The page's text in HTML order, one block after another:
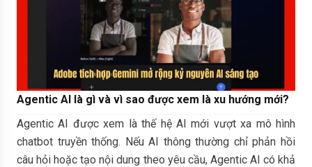
Agentic AI là gì và vì sao được xem là xu hướng mới?
Agentic AI được xem là thế hệ AI mới vượt xa mô hình
chatbot truyền thống. Nếu AI thông thường chỉ phản hồi
câu hỏi hoặc tạo nội dung theo yêu cầu, Agentic AI có khả